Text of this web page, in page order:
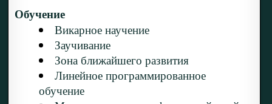
Обучение
Викарное научение
Заучивание
Зона ближайшего развития
Линейное программированное
обучение